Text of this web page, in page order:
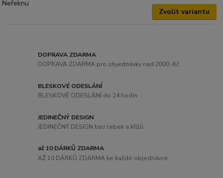
Zvolit variantu
DOPRAVA ZDARMA
DOPRAVA ZDARMA pro objednávky nad 2000,-Kč
BLESKOVÉ ODESLÁNÍ
BLESKOVÉ ODESLÁNÍ do 24 hodin
JEDINEČNÝ DESIGN
JEDINEČNÝ DESIGN bez lebek a křížů
až 10 DÁRKŮ ZDARMA
AŽ 10 DÁRKŮ ZDARMA ke každé objednávce